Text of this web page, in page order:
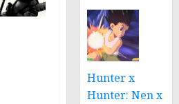
Hunter x
Hunter: Nen x